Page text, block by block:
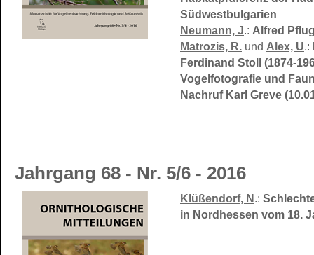
Südwestbulgarien
Neumann, J.: Alfred
Matrozis, R. und Alex, U.:
Ferdinand Stoll (1874-
Vogelfotografie und
Nachruf Karl Greve
Jahrgang 68 - Nr. 5/6 - 2016
Klüßendorf, N .:
in Nordhessen vom 18.